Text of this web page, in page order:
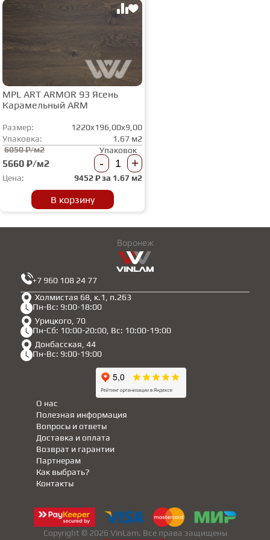
MPL ART ARMOR 93 Ясень
Карамельный ARM
Размер:
1220x196,00x9,00
Упаковка:
1.67 м2
6050 ₽/м2
5660 ₽/м2
Упаковок
- +
Цена: 9452₽ за 1.67 м2
В корзину
Воронеж
Холмистая 68, к.1, п.263
Пн-Вс: 9:00-18:00
Урицкого, 70
Пн-Сб: 10:00-20:00, Вс: 10:00-19:00
Донбасская, 44
Пн-Вс: 9:00-19:00
+7 960 108 24 77
Полезная информация
Партнерам
Вопросы и ответы
Доставка и оплата
Возврат и гарантии
Как выбрать?
О нас
Контакты
Copyright © 2026 VinLam. Все права защищены